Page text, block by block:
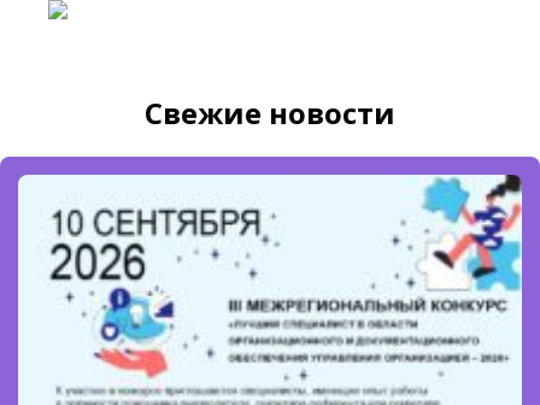
Свежие новости